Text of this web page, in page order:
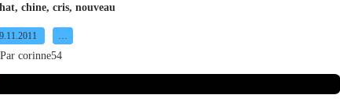
, chine, cris, nouveau
…
Par corinne54